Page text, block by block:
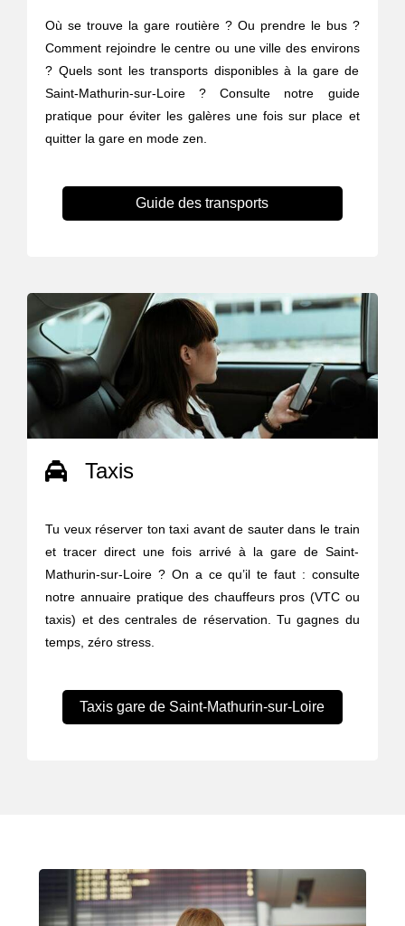
Où se trouve la gare routière ? Ou prendre le bus ?
Comment rejoindre le centre ou une ville des environs
? Quels sont les transports disponibles à la gare de
Saint-Mathurin-sur-Loire ? Consulte notre guide
pratique pour éviter les galères une fois sur place et
quitter la gare en mode zen.
Guide des transports
Taxis
Tu veux réserver ton taxi avant de sauter dans le train
et tracer direct une fois arrivé à la gare de Saint-
Mathurin-sur-Loire ? On a ce qu’il te faut : consulte
notre annuaire pratique des chauffeurs pros (VTC ou
taxis) et des centrales de réservation. Tu gagnes du
temps, zéro stress.
Taxis gare de Saint-Mathurin-sur-Loire